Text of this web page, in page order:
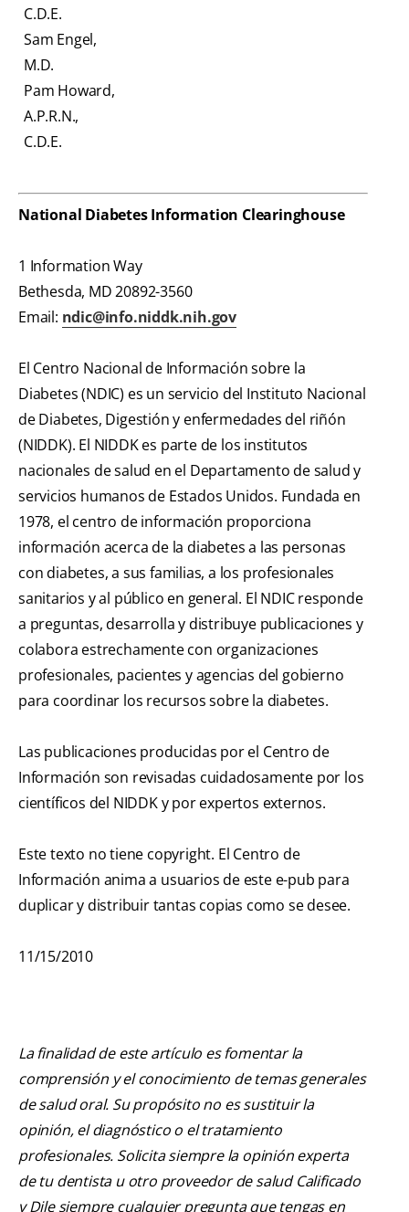
C.D.E.
Sam Engel,
M.D.
Pam Howard,
A.P.R.N.,
C.D.E.
National Diabetes Information Clearinghouse
1 Information Way
Bethesda, MD 20892-3560
Email: ndic@info.niddk.nih.gov
El Centro Nacional de Información sobre la
Diabetes (NDIC) es un servicio del Instituto Nacional
de Diabetes, Digestión y enfermedades del riñón
(NIDDK). El NIDDK es parte de los institutos
nacionales de salud en el Departamento de salud y
servicios humanos de Estados Unidos. Fundada en
1978, el centro de información proporciona
información acerca de la diabetes a las personas
con diabetes, a sus familias, a los profesionales
sanitarios y al público en general. El NDIC responde
a preguntas, desarrolla y distribuye publicaciones y
colabora estrechamente con organizaciones
profesionales, pacientes y agencias del gobierno
para coordinar los recursos sobre la diabetes.
Las publicaciones producidas por el Centro de
Información son revisadas cuidadosamente por los
científicos del NIDDK y por expertos externos.
Este texto no tiene copyright. El Centro de
Información anima a usuarios de este e-pub para
duplicar y distribuir tantas copias como se desee.
11/15/2010
La finalidad de este artículo es fomentar la
comprensión y el conocimiento de temas generales
de salud oral. Su propósito no es sustituir la
opinión, el diagnóstico o el tratamiento
profesionales. Solicita siempre la opinión experta
de tu dentista u otro proveedor de salud Calificado
y Dile siempre cualquier pregunta que tengas en